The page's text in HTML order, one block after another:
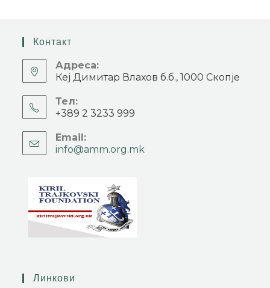
Контакт
Адреса:
Кеј Димитар Влахов б.б., 1000 Скопје
Тел:
+389 2 3233 999
Email:
info@amm.org.mk
Линкови